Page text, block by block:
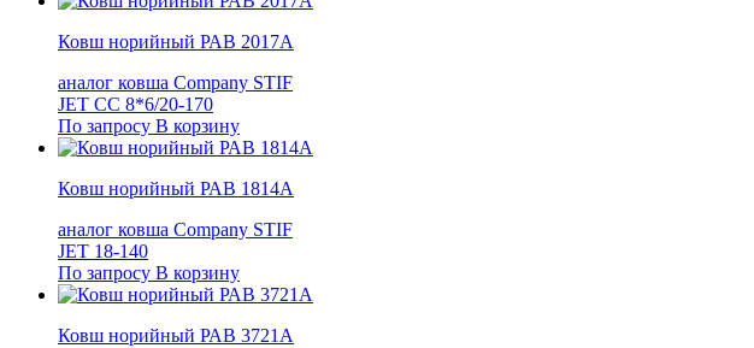
Ковш норийный РАВ 2017А
аналог ковша Company STIF
JET СС 8*6/20-170
По запросу В корзину
Ковш норийный РАВ 1814А
аналог ковша Company STIF
JET 18-140
По запросу В корзину
Ковш норийный РАВ 3721А